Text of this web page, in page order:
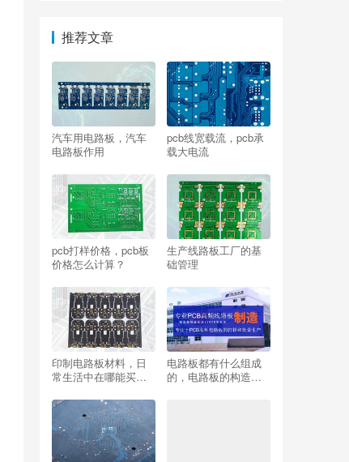
推荐文章
汽车用电路板，汽车
电路板作用
pcb线宽载流，pcb承
载大电流
pcb打样价格，pcb板
价格怎么计算？
生产线路板工厂的基
础管理
印制电路板材料，日
常生活中在哪能买到
电路板都有什么组成
的，电路板的构造及